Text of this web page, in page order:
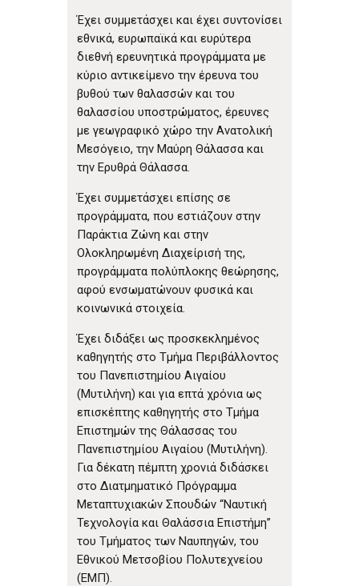
Έχει συμμετάσχει και έχει συντονίσει
εθνικά, ευρωπαϊκά και ευρύτερα
διεθνή ερευνητικά προγράμματα με
κύριο αντικείμενο την έρευνα του
βυθού των θαλασσών και του
θαλασσίου υποστρώματος, έρευνες
με γεωγραφικό χώρο την Ανατολική
Μεσόγειο, την Μαύρη Θάλασσα και
την Ερυθρά Θάλασσα.
Έχει συμμετάσχει επίσης σε
προγράμματα, που εστιάζουν στην
Παράκτια Ζώνη και στην
Ολοκληρωμένη Διαχείρισή της,
προγράμματα πολύπλοκης θεώρησης,
αφού ενσωματώνουν φυσικά και
κοινωνικά στοιχεία.
Έχει διδάξει ως προσκεκλημένος
καθηγητής στο Τμήμα Περιβάλλοντος
του Πανεπιστημίου Αιγαίου
(Μυτιλήνη) και για επτά χρόνια ως
επισκέπτης καθηγητής στο Τμήμα
Επιστημών της Θάλασσας του
Πανεπιστημίου Αιγαίου (Μυτιλήνη).
Για δέκατη πέμπτη χρονιά διδάσκει
στο Διατμηματικό Πρόγραμμα
Μεταπτυχιακών Σπουδών “Ναυτική
Τεχνολογία και Θαλάσσια Επιστήμη”
του Τμήματος των Ναυπηγών, του
Εθνικού Μετσοβίου Πολυτεχνείου
(ΕΜΠ).